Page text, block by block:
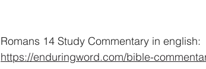
Romans 14 Study Commentary in english:
https://enduringword.com/bible-